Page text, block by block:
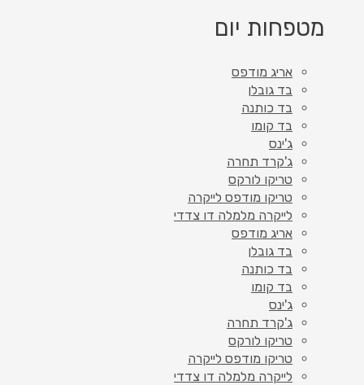
מטפחות יום
אריג מודפס
בד גובלן
בד כותנה
בד קומו
ג'ינס
ג'קרד תחרה
טריקו לורקס
טריקו מודפס לייקרה
לייקרה מלמלה דו צדדי
אריג מודפס
בד גובלן
בד כותנה
בד קומו
ג'ינס
ג'קרד תחרה
טריקו לורקס
טריקו מודפס לייקרה
לייקרה מלמלה דו צדדי